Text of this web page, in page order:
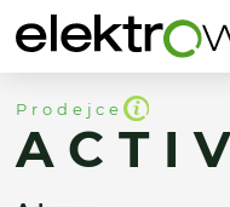
Prodejce
A C T I